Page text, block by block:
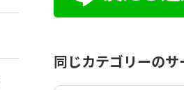
同じカテゴリーのサ